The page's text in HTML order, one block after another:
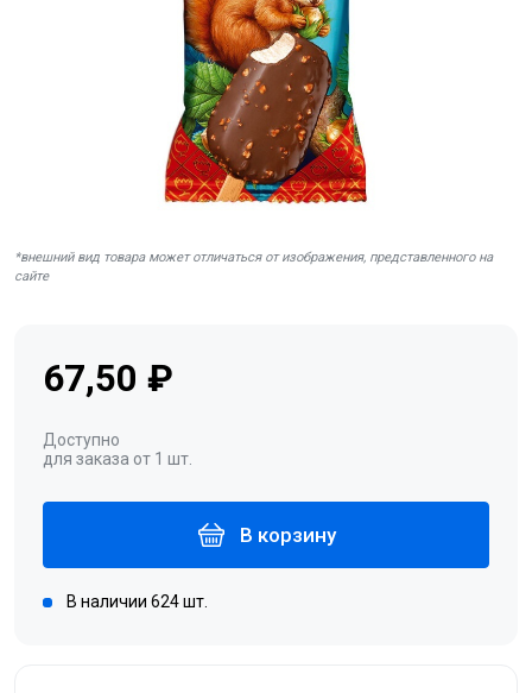
*внешний вид товара может отличаться от изображения, представленного на
сайте
67,50 ₽
Доступно
для заказа от 1 шт.
В корзину
В наличии 624 шт.